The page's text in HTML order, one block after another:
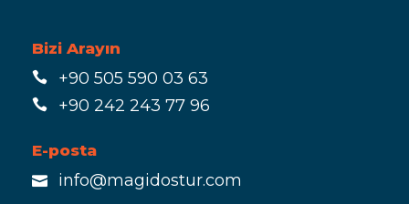
Bizi Arayın
+90 505 590 03 63
+90 242 243 77 96
E-posta
info@magidostur.com